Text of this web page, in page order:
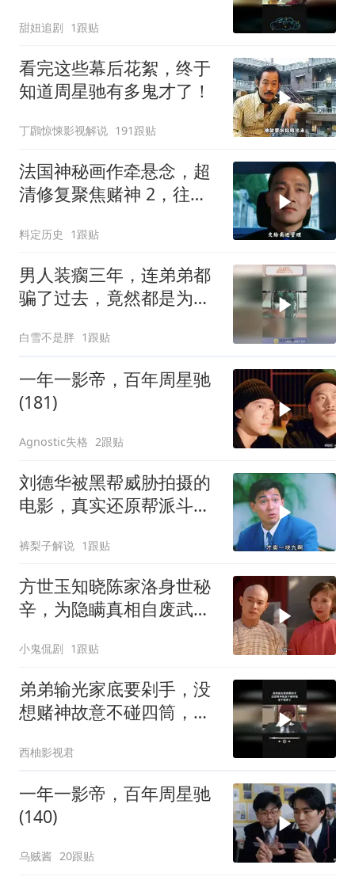
甜妞追剧 1跟贴
看完这些幕后花絮，终于
知道周星驰有多鬼才了！
丁鸊惊悚影视解说 191跟贴
法国神秘画作牵悬念，超
清修复聚焦赌神 2，往昔
料定历史 1跟贴
男人装瘸三年，连弟弟都
骗了过去，竟然都是为了
白雪不是胖 1跟贴
一年一影帝，百年周星驰
(181)
Agnostic失格 2跟贴
刘德华被黑帮威胁拍摄的
电影，真实还原帮派斗
裤梨子解说 1跟贴
方世玉知晓陈家洛身世秘
辛，为隐瞒真相自废武
小鬼侃剧 1跟贴
弟弟输光家底要剁手，没
想赌神故意不碰四筒，老
西柚影视君
一年一影帝，百年周星驰
(140)
乌贼酱 20跟贴